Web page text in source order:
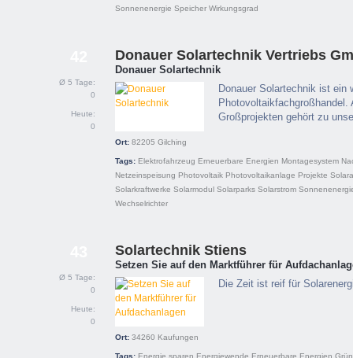
Sonnenenergie Speicher Wirkungsgrad
Ø 5 Tage:
0
Heute:
0
Donauer Solartechnik Vertriebs
Donauer Solartechnik
Donauer Solartechnik ist ein
Großprojekten gehört zu
Ort: 82205 Gilching
Tags: Elektrofahrzeug Erneuerbare Energien Montagesystem
Netzeinspeisung Photovoltaik Photovoltaikanlage Projekte
Solarkraftwerke Solarmodul Solarparks Solarstrom
Wechselrichter
Ø 5 Tage:
0
Heute:
0
Solartechnik Stiens
Setzen Sie auf den Marktführer für
Die Zeit ist reif für
Ort: 34260 Kaufungen
Tags: Energie sparen Energiewende Erneuerbare Energien